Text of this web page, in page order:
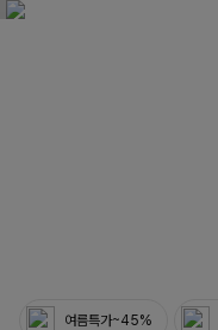
여름특가~45%